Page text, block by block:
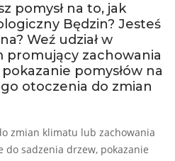
pomysł na to, jak
Będzin? Jesteś
Weź udział w
promujący zachowania
pomysłów na
otoczenia do zmian
zmian klimatu lub zachowania
do sadzenia drzew, pokazanie